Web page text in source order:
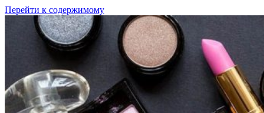
Перейти к содержимому